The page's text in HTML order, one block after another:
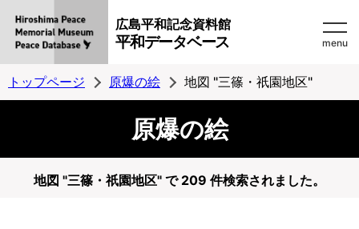
広島平和記念資料館
平和データベース menu
トップページ 原爆の絵 地図 "三篠・祇園地区"
原爆の絵
地図 "三篠・祇園地区" で 209 件検索されました。